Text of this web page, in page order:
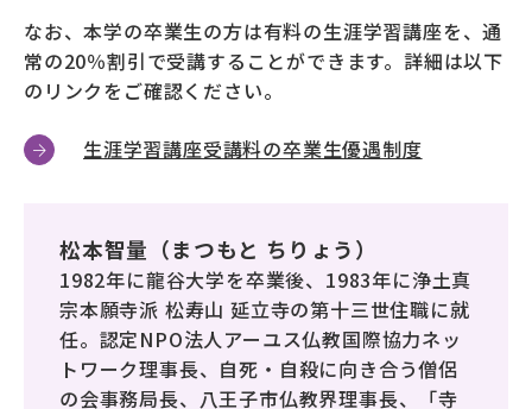
なお、本学の卒業生の方は有料の生涯学習講座を、通
常の20％割引で受講することができます。詳細は以下
のリンクをご確認ください。
生涯学習講座受講料の卒業生優遇制度
松本智量（まつもと ちりょう）
1982年に龍谷大学を卒業後、1983年に浄土真
宗本願寺派 松寿山 延立寺の第十三世住職に就
任。認定NPO法人アーユス仏教国際協力ネッ
トワーク理事長、自死・自殺に向き合う僧侶
の会事務局長、八王子市仏教界理事長、「寺